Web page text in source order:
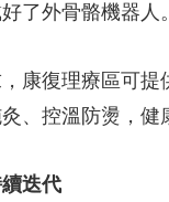
了外骨骼機器
復理療區可提
、控溫防燙，健
迭代